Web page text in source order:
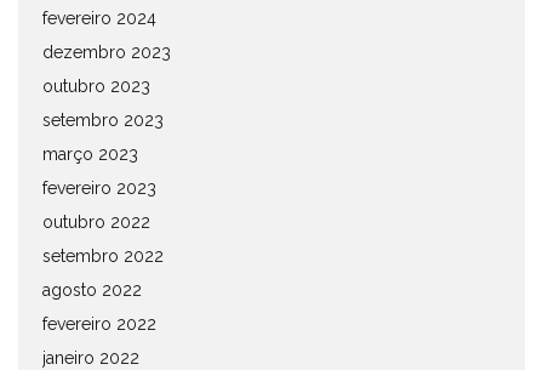
fevereiro 2024
dezembro 2023
outubro 2023
setembro 2023
março 2023
fevereiro 2023
outubro 2022
setembro 2022
agosto 2022
fevereiro 2022
janeiro 2022